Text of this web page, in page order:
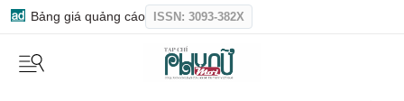
Bảng giá quảng cáo ISSN: 3093-382X